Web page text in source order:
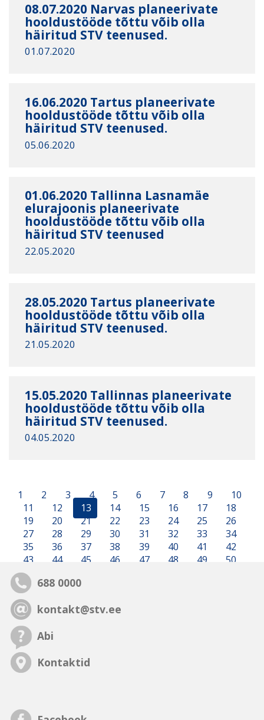
08.07.2020 Narvas planeerivate
hooldustööde tõttu võib olla
häiritud STV teenused.
01.07.2020
16.06.2020 Tartus planeerivate
hooldustööde tõttu võib olla
häiritud STV teenused.
05.06.2020
01.06.2020 Tallinna Lasnamäe
elurajoonis planeerivate
hooldustööde tõttu võib olla
häiritud STV teenused
22.05.2020
28.05.2020 Tartus planeerivate
hooldustööde tõttu võib olla
häiritud STV teenused.
21.05.2020
15.05.2020 Tallinnas planeerivate
hooldustööde tõttu võib olla
häiritud STV teenused.
04.05.2020
1 2 3 4 5 6 7 8 9
10
11
12 13 14 15 16 17
18
19
20 21 22 23 24 25
26
27
28 29 30 31 32 33
34
35
36 37 38 39 40 41
42
43
44 45 46 47 48 49 50
688 0000
kontakt@stv.ee
Abi
Kontaktid